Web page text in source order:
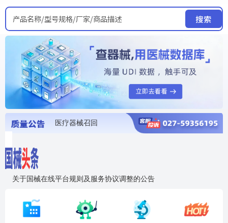
产品名称/型号规格/厂家/商品描述 搜索
医疗器械召回
关于国械在线平台规则及服务协议调整的公告
国药创研AED开启全国招商